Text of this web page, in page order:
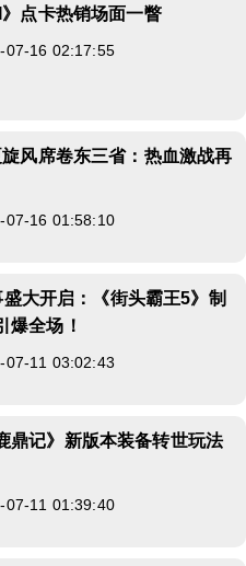
点卡热销场面一瞥
07-16 02:17:55
旋风席卷东三省：热血激战再
07-16 01:58:10
大开启：《街头霸王5》制
爆全场！
07-11 03:02:43
鼎记》新版本装备转世玩法
07-11 01:39:40